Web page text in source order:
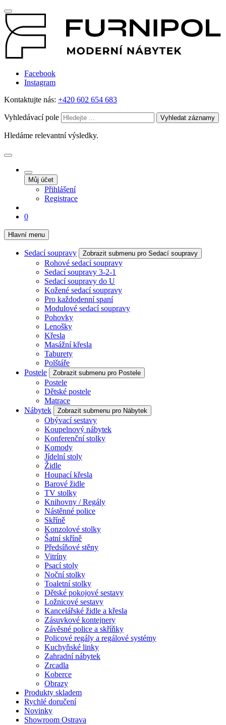
Facebook
Instagram
Kontaktujte nás: +420 602 654 683
Vyhledávací pole Vyhledat záznamy
Hledáme relevantní výsledky.
Můj účet
Přihlášení
Registrace
0
Hlavní menu
Sedací soupravy Zobrazit submenu pro Sedací soupravy
Rohové sedací soupravy
Sedací soupravy 3-2-1
Sedací soupravy do U
Kožené sedací soupravy
Pro každodenní spaní
Modulové sedací soupravy
Pohovky
Lenošky
Křesla
Masážní křesla
Taburety
Polštáře
Postele
Zobrazit submenu pro Postele
Postele
Dětské postele
Matrace
Nábytek
Zobrazit submenu pro Nábytek
Obývací sestavy
Koupelnový nábytek
Konferenční stolky
Komody
Jídelní stoly
Židle
Houpací křesla
Barové židle
TV stolky
Knihovny / Regály
Nástěnné police
Skříně
Konzolové stolky
Šatní skříně
Předsíňové stěny
Vitríny
Psací stoly
Noční stolky
Toaletní stolky
Dětské pokojové sestavy
Ložnicové sestavy
Kancelářské židle a křesla
Zásuvkové kontejnery
Závěsné police a skříňky
Policové regály a regálové systémy
Kuchyňské linky
Zahradní nábytek
Zrcadla
Koberce
Obrazy
Produkty skladem
Rychlé doručení
Novinky
Showroom Ostrava